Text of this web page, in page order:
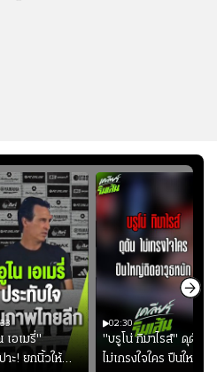
เอเมรี่"
กนิ้วให้
02:30
"บรูโน่ กิมาไรส์" ดุดัน
ไม่เกรงใจใคร ปืนใหญ่